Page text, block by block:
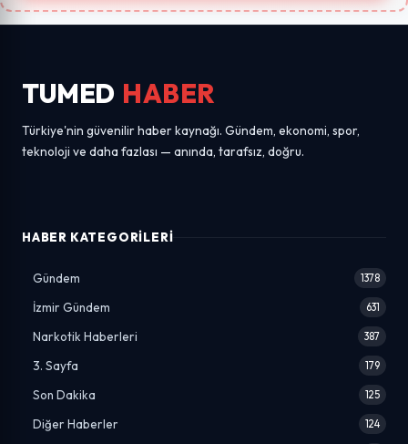
TUMED HABER
Türkiye'nin güvenilir haber kaynağı. Gündem, ekonomi, spor,
teknoloji ve daha fazlası — anında, tarafsız, doğru.
HABER KATEGORILERI
Gündem 1378
İzmir Gündem 631
Narkotik Haberleri 387
3. Sayfa 179
Son Dakika 125
Diğer Haberler 124